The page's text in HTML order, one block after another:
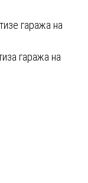
гаража на
гаража на